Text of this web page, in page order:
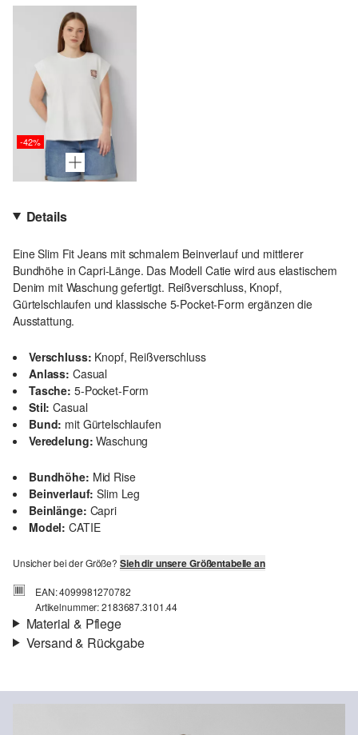
-42%
Details
Eine Slim Fit Jeans mit schmalem Beinverlauf und mittlerer
Bundhöhe in Capri-Länge. Das Modell Catie wird aus elastischem
Denim mit Waschung gefertigt. Reißverschluss, Knopf,
Gürtelschlaufen und klassische 5-Pocket-Form ergänzen die
Ausstattung.
Verschluss: Knopf, Reißverschluss
Anlass: Casual
Tasche: 5-Pocket-Form
Stil: Casual
Bund: mit Gürtelschlaufen
Veredelung: Waschung
Bundhöhe: Mid Rise
Beinverlauf: Slim Leg
Beinlänge: Capri
Model: CATIE
Unsicher bei der Größe? Sieh dir unsere Größentabelle an
EAN: 4099981270782
Artikelnummer: 2183687.3101.44
Material & Pflege
Material: Baumwollmix
Versand & Rückgabe
Standardlieferung einer Bestellung in Höhe von 3,95 € an. Fashion